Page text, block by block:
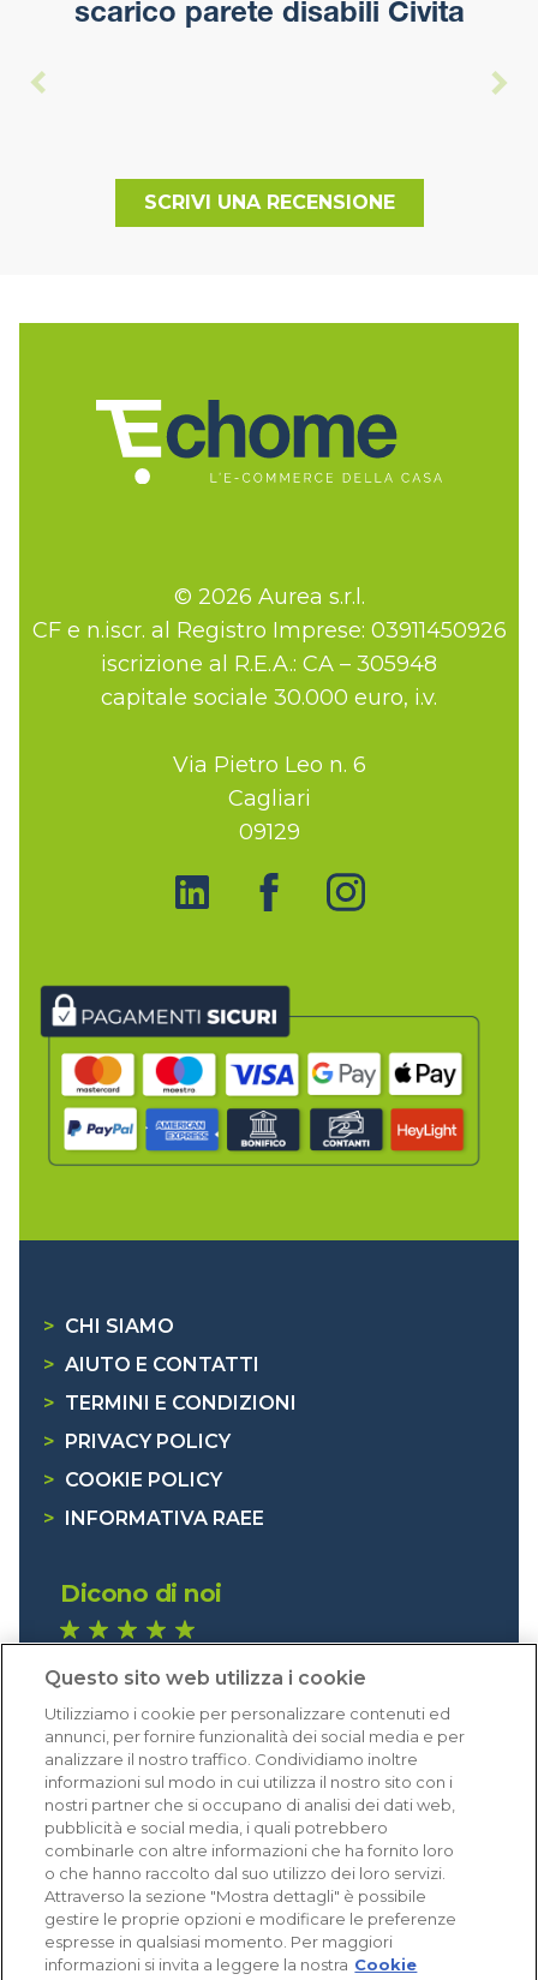
scarico parete disabili Civita
SCRIVI UNA RECENSIONE
© 2026 Aurea s.r.l.
CF e n.iscr. al Registro Imprese: 03911450926
iscrizione al R.E.A.: CA – 305948
capitale sociale 30.000 euro, i.v.
Via Pietro Leo n. 6
Cagliari
09129
> CHI SIAMO
> AIUTO E CONTATTI
> TERMINI E CONDIZIONI
>
PRIVACY POLICY
> COOKIE POLICY
>
INFORMATIVA RAEE
Dicono di noi
Eccellente (4,8)
Acquisti verificati
Questo sito web utilizza i cookie
Utilizziamo i cookie per personalizzare contenuti ed
annunci, per fornire funzionalità dei social media e per
analizzare il nostro traffico. Condividiamo inoltre
informazioni sul modo in cui utilizza il nostro sito con i
nostri partner che si occupano di analisi dei dati web,
pubblicità e social media, i quali potrebbero
combinarle con altre informazioni che ha fornito loro
o che hanno raccolto dal suo utilizzo dei loro servizi.
Attraverso la sezione "Mostra dettagli" è possibile
gestire le proprie opzioni e modificare le preferenze
espresse in qualsiasi momento. Per maggiori
informazioni si invita a leggere la nostra Cookie